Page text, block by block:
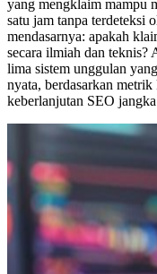
yang mengklaim mampu
satu jam tanpa terdeteksi
mendasarnya: apakah
secara ilmiah dan
lima sistem unggulan
nyata, berdasarkan
keberlanjutan SEO